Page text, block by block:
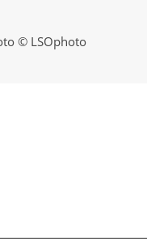
© LSOphoto